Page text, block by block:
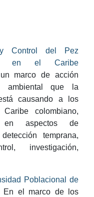
Control del Pez
el Caribe
marco de acción
ambiental que la
causando a los
colombiano,
en aspectos de
temprana,
investigación,
Poblacional de
En el marco de los